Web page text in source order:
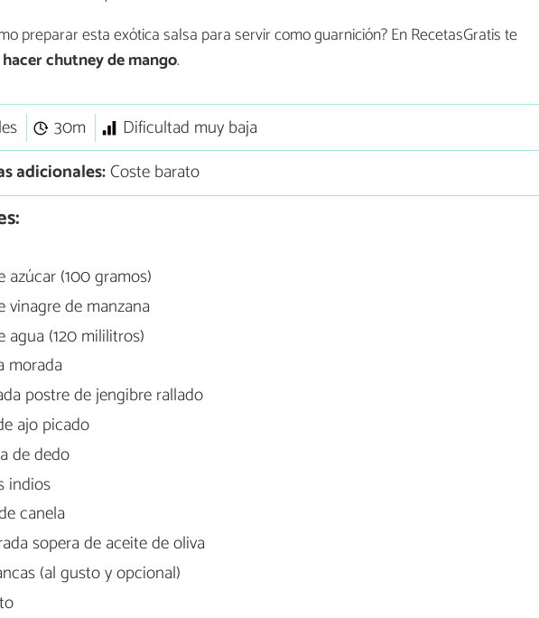
preparar esta exótica salsa para servir como guarnición? En RecetasGratis te
chutney de mango.
30m
Dificultad muy baja
adicionales:Coste barato
azúcar (100 gramos)
vinagre de manzana
agua (120 mililitros)
morada
postre de jengibre rallado
ajo picado
de dedo
indios
canela
sopera de aceite de oliva
(al gusto y opcional)